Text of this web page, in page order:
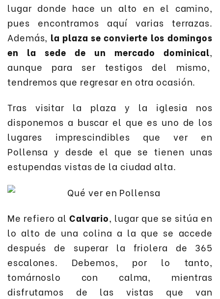
lugar donde hace un alto en el camino,
pues encontramos aquí varias terrazas.
Además, la plaza se convierte los domingos
en la sede de un mercado dominical,
aunque para ser testigos del mismo,
tendremos que regresar en otra ocasión.
Tras visitar la plaza y la iglesia nos
disponemos a buscar el que es uno de los
lugares imprescindibles que ver en
Pollensa y desde el que se tienen unas
estupendas vistas de la ciudad alta.
Me refiero al Calvario, lugar que se sitúa en
lo alto de una colina a la que se accede
después de superar la friolera de 365
escalones. Debemos, por lo tanto,
tomárnoslo con calma, mientras
disfrutamos de las vistas que van